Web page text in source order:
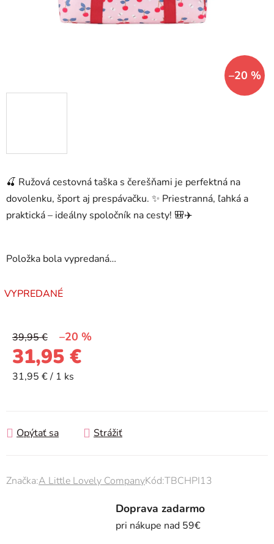
🍒 Ružová cestovná taška s čerešňami je perfektná na
dovolenku, šport aj prespávačku. ✨ Priestranná, ľahká a
praktická – ideálny spoločník na cesty! 🎒✈️
Položka bola vypredaná…
VYPREDANÉ
39,95 € –20 %
31,95 €
Jednotková cena:
31,95 € / 1 ks
Opýtať sa Strážiť
Značka:A Little Lovely CompanyKód:TBCHPI13
–20 %
Doprava zadarmo
pri nákupe nad 59€